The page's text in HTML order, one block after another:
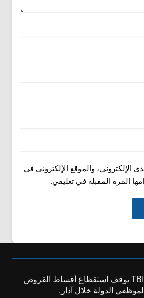
الإلكتروني، والموقع الإلكتروني في
المرة المقبلة في تعليقي.
TBI يوقف استقطاع أقساط القروض
لموظفي الدولة خلال آذار.